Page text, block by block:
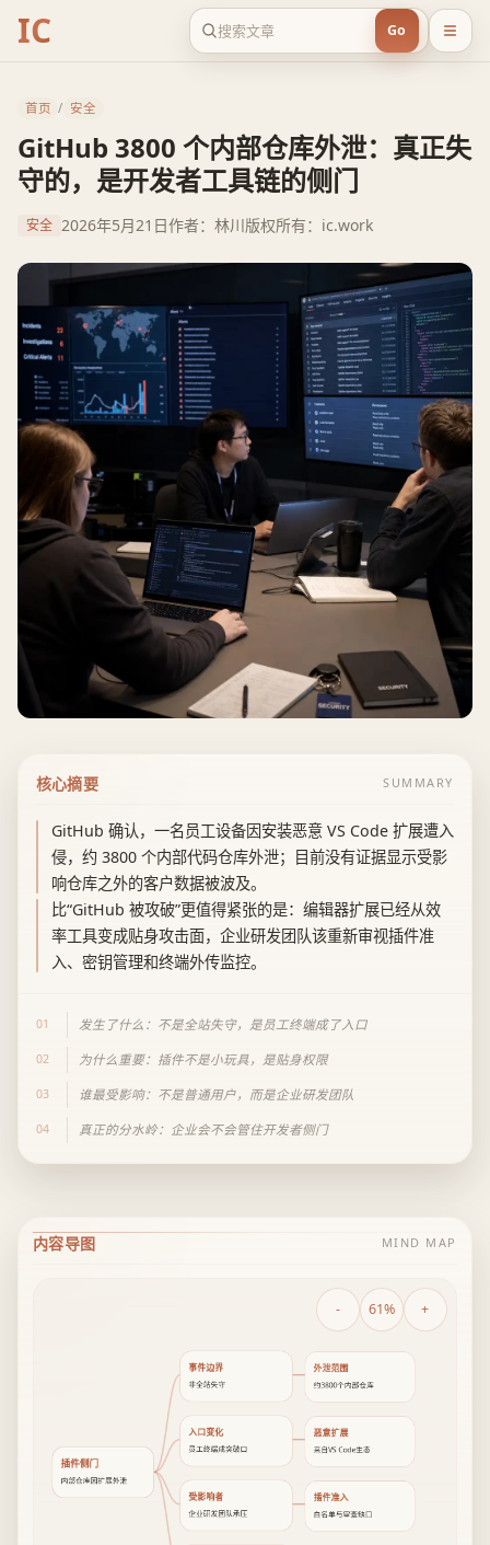
IC Go
首页 / 安全
GitHub 3800 个内部仓库外泄：真正失
守的，是开发者工具链的侧门
安全 2026年5月21日作者：林川版权所有：ic.work
核心摘要 SUMMARY
GitHub 确认，一名员工设备因安装恶意 VS Code 扩展遭入
侵，约 3800 个内部代码仓库外泄；目前没有证据显示受影
响仓库之外的客户数据被波及。
比“GitHub 被攻破”更值得紧张的是：编辑器扩展已经从效
率工具变成贴身攻击面，企业研发团队该重新审视插件准
入、密钥管理和终端外传监控。
01 发生了什么：不是全站失守，是员工终端成了入口
02 为什么重要：插件不是小玩具，是贴身权限
03 谁最受影响：不是普通用户，而是企业研发团队
04 真正的分水岭：企业会不会管住开发者侧门
内容导图 MIND MAP
- 61% +
插件侧门
内部仓库因扩展外泄
事件边界
非全站失守
外泄范围
约3800个内部仓库
入口变化
员工终端成突破口
恶意扩展
来自VS Code生态
受影响者
企业研发团队承压
插件准入
白名单与审查缺口